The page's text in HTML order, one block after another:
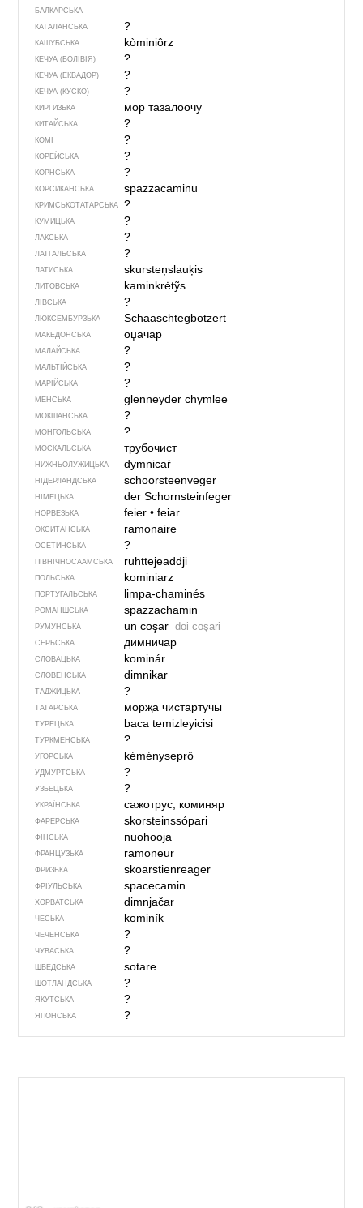
БАЛКАРСЬКА
КАТАЛАНСЬКА ?
КАШУБСЬКА kòminiôrz
КЕЧУА (БОЛІВІЯ) ?
КЕЧУА (ЕКВАДОР) ?
КЕЧУА (КУСКО) ?
КИРГИЗЬКА мор тазалоочу
КИТАЙСЬКА ?
КОМІ ?
КОРЕЙСЬКА ?
КОРНСЬКА ?
КОРСИКАНСЬКА spazzacaminu
КРИМСЬКОТАТАРСЬКА ?
КУМИЦЬКА ?
ЛАКСЬКА ?
ЛАТГАЛЬСЬКА ?
ЛАТИСЬКА skursteņslauķis
ЛИТОВСЬКА kaminkrėtỹs
ЛІВСЬКА ?
ЛЮКСЕМБУРЗЬКА Schaaschtegbotzert
МАКЕДОНСЬКА оџачар
МАЛАЙСЬКА ?
МАЛЬТІЙСЬКА ?
МАРІЙСЬКА ?
МЕНСЬКА glenneyder chymlee
МОКШАНСЬКА ?
МОНГОЛЬСЬКА ?
МОСКАЛЬСЬКА трубочист
НИЖНЬОЛУЖИЦЬКА dymnicaŕ
НІДЕРЛАНДСЬКА schoorsteenveger
НІМЕЦЬКА der Schornsteinfeger
НОРВЕЗЬКА feier• feiar
ОКСИТАНСЬКА ramonaire
ОСЕТИНСЬКА ?
ПІВНІЧНОСААМСЬКА ruhttejeaddji
ПОЛЬСЬКА kominiarz
ПОРТУГАЛЬСЬКА limpa-chaminés
РОМАНШСЬКА spazzachamin
РУМУНСЬКА un coşar doi coşari
СЕРБСЬКА димничар
СЛОВАЦЬКА kominár
СЛОВЕНСЬКА dimnikar
ТАДЖИЦЬКА ?
ТАТАРСЬКА морҗа чистартучы
ТУРЕЦЬКА baca temizleyicisi
ТУРКМЕНСЬКА ?
УГОРСЬКА kéményseprő
УДМУРТСЬКА ?
УЗБЕЦЬКА ?
УКРАЇНСЬКА сажотрус, коминяр
ФАРЕРСЬКА skorsteinssópari
ФІНСЬКА nuohooja
ФРАНЦУЗЬКА ramoneur
ФРИЗЬКА skoarstienreager
ФРІУЛЬСЬКА spacecamin
ХОРВАТСЬКА dimnjačar
ЧЕСЬКА kominík
ЧЕЧЕНСЬКА ?
ЧУВАСЬКА ?
ШВЕДСЬКА sotare
ШОТЛАНДСЬКА ?
ЯКУТСЬКА ?
ЯПОНСЬКА ?